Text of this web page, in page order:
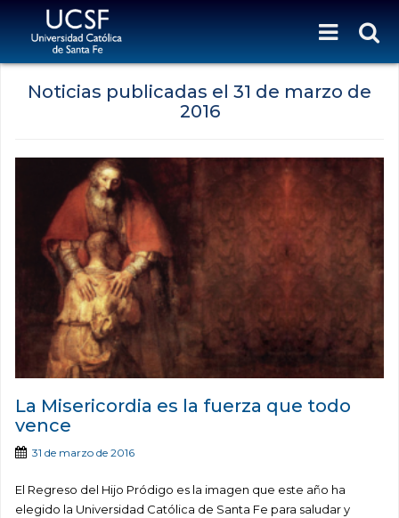
Noticias publicadas el 31 de marzo de
2016
La Misericordia es la fuerza que todo
vence
31 de marzo de 2016
El Regreso del Hijo Pródigo es la imagen que este año ha
elegido la Universidad Católica de Santa Fe para saludar y